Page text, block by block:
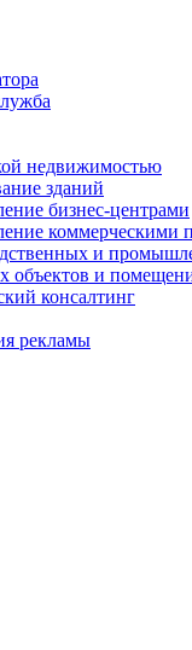
недвижимостью
зданий
бизнес-центрами
коммерческими
и
объектов и
консалтинг
рекламы